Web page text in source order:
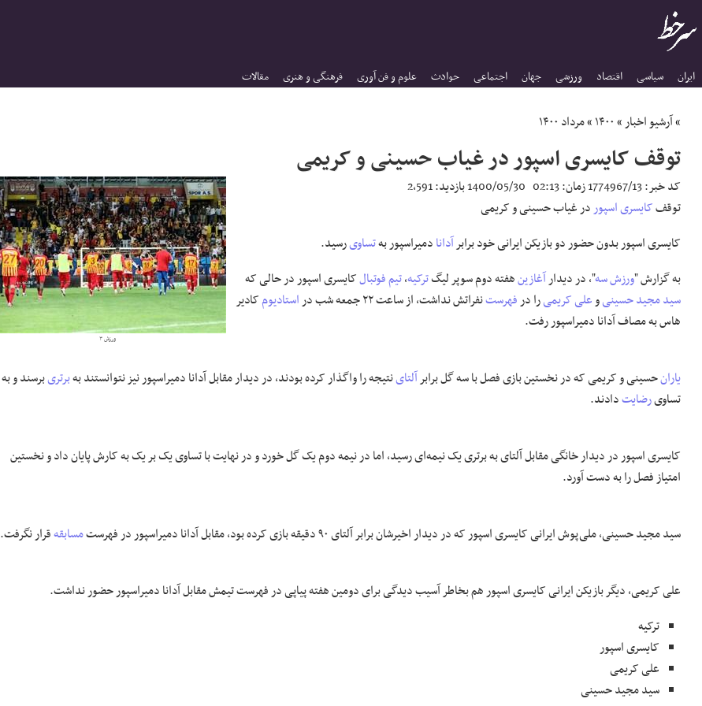
ایران سیاسی اقتصاد ورزشی جهان اجتماعی حوادث علوم و فن آوری فرهنگی و هنری مقالات
»آرشیو اخبار»۱۴۰۰»مرداد ۱۴۰۰
توقف کایسری اسپور در غیاب حسینی و کریمی
ورزش ۳
کد خبر:1774967/13زمان:02:13
1400/05/30بازدید:2,591
توقفکایسریاسپوردر غیاب حسینی و کریمی
کایسری اسپور بدون حضور دو بازیکن ایرانی خود برابرآدانادمیراسپور بهتساویرسید.
به گزارش "ورزش سه"، در دیدارآغازینهفته دوم سوپر لیگترکیه،تیم فوتبالکایسری اسپور در حالی که
سید مجید حسینیوعلی کریمیرا درفهرستنفراتش نداشت، از ساعت ۲۲ جمعه شب در استادیومکادیر
هاس به مصاف آدانا دمیراسپور رفت.
یارانحسینی و کریمی که در نخستین بازی فصل با سه گل برابرآلتاینتیجه را واگذار کرده بودند، در دیدار مقابل آدانا دمیراسپور نیز نتوانستند بهبرتریبرسند و به
تساویرضایتدادند.
کایسری اسپور در دیدار خانگی مقابل آلتای به برتری یک نیمه‌ای رسید، اما در نیمه دوم یک گل خورد و در نهایت با تساوی یک بر یک به کارش پایان داد و نخستین
امتیاز فصل را به دست آورد.
سید مجید حسینی، ملی‌پوش ایرانی کایسری اسپور که در دیدار اخیرشان برابر آلتای ۹۰ دقیقه بازی کرده بود، مقابل آدانا دمیراسپور در فهرست مسابقهقرار نگرفت.
علی کریمی، دیگر بازیکن ایرانی کایسری اسپور هم بخاطر آسیب دیدگی برای دومین هفته پیاپی در فهرست تیمش مقابل آدانا دمیراسپور حضور نداشت.
ترکیه
کایسری اسپور
علی کریمی
سید مجید حسینی